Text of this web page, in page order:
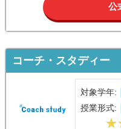
公
コーチ・スタディー
対象学年:
授業形式: